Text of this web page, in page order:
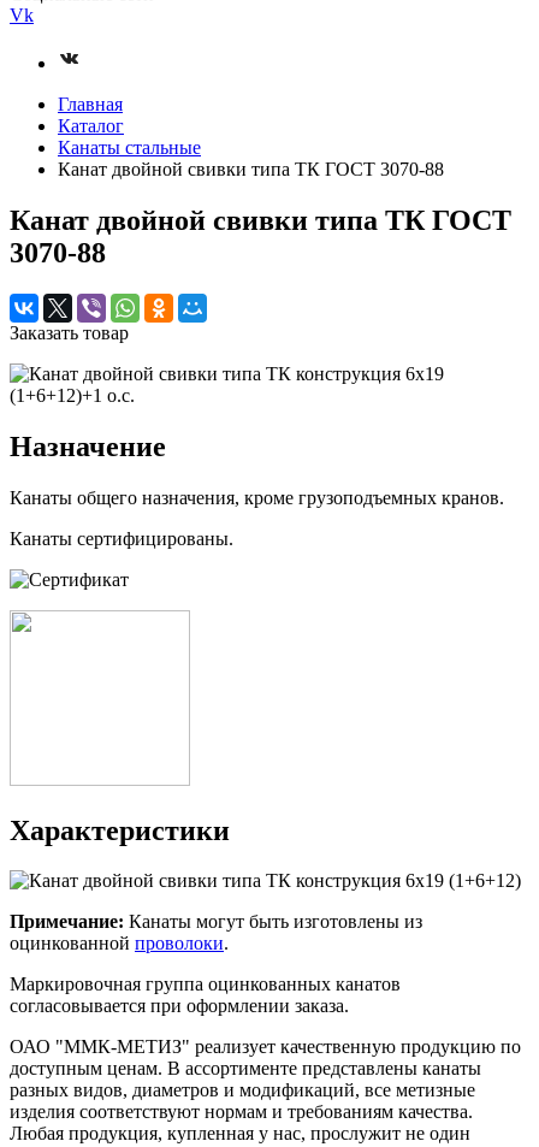
Vk
Главная
Каталог
Канаты стальные
Канат двойной свивки типа ТК ГОСТ 3070-88
Канат двойной свивки типа ТК ГОСТ
3070-88
Заказать товар
Назначение
Канаты общего назначения, кроме грузоподъемных кранов.
Канаты сертифицированы.
Характеристики
Примечание: Канаты могут быть изготовлены из
оцинкованной проволоки.
Маркировочная группа оцинкованных канатов
согласовывается при оформлении заказа.
ОАО "ММК-МЕТИЗ" реализует качественную продукцию по
доступным ценам. В ассортименте представлены канаты
разных видов, диаметров и модификаций, все метизные
изделия соответствуют нормам и требованиям качества.
Любая продукция, купленная у нас, прослужит не один